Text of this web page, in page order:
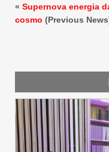
« Supernova energia
cosmo (Previous